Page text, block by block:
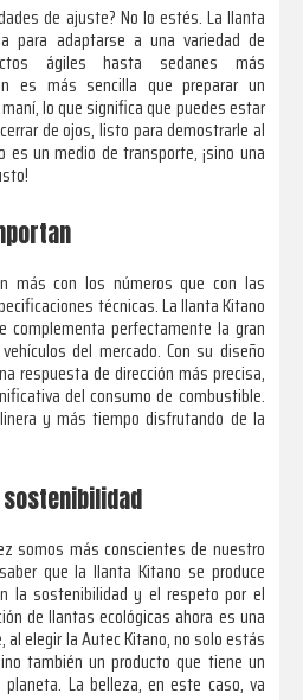
de ajuste? No lo estés. La llanta
para adaptarse a una variedad de
ágiles hasta sedanes más
es más sencilla que preparar un
lo que significa que puedes estar
de ojos, listo para demostrarle al
un medio de transporte, ¡sino una
más con los números que con las
técnicas. La llanta Kitano
complementa perfectamente la gran
del mercado. Con su diseño
respuesta de dirección más precisa,
del consumo de combustible.
y más tiempo disfrutando de la
somos más conscientes de nuestro
que la llanta Kitano se produce
la sostenibilidad y el respeto por el
de llantas ecológicas ahora es una
elegir la Autec Kitano, no solo estás
también un producto que tiene un
La belleza, en este caso, va